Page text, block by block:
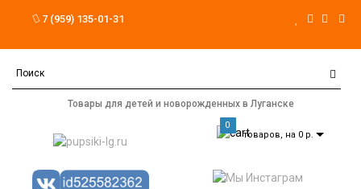
7 (959) 135-01-31
Товары для детей и новорожденных в Луганске
0
товаров, на 0 р.